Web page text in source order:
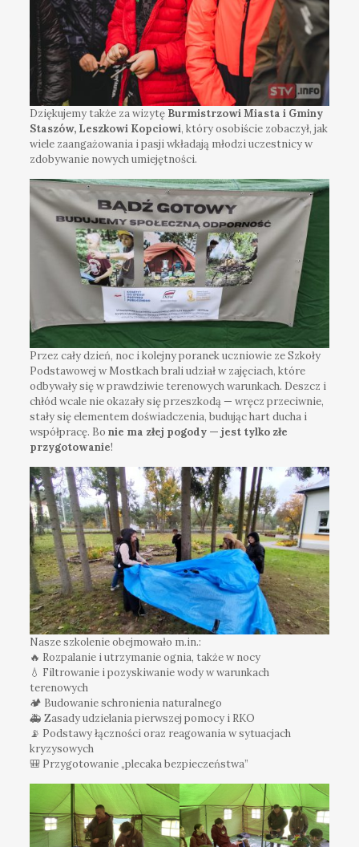
Dziękujemy także za wizytę Burmistrzowi Miasta i Gminy
Staszów, Leszkowi Kopciowi, który osobiście zobaczył, jak
wiele zaangażowania i pasji wkładają młodzi uczestnicy w
zdobywanie nowych umiejętności.
Przez cały dzień, noc i kolejny poranek uczniowie ze Szkoły
Podstawowej w Mostkach brali udział w zajęciach, które
odbywały się w prawdziwie terenowych warunkach. Deszcz i
chłód wcale nie okazały się przeszkodą — wręcz przeciwnie,
stały się elementem doświadczenia, budując hart ducha i
współpracę. Bo nie ma złej pogody — jest tylko złe
przygotowanie!
Nasze szkolenie obejmowało m.in.:
🔥 Rozpalanie i utrzymanie ognia, także w nocy
💧 Filtrowanie i pozyskiwanie wody w warunkach
terenowych
🏕️ Budowanie schronienia naturalnego
🚑 Zasady udzielania pierwszej pomocy i RKO
📡 Podstawy łączności oraz reagowania w sytuacjach
kryzysowych
🎒 Przygotowanie „plecaka bezpieczeństwa”